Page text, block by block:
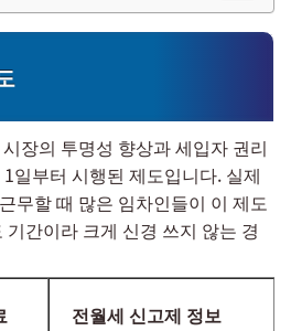
장의 투명성 향상과 세입자 권리
일부터 시행된 제도입니다. 실제
무할 때 많은 임차인들이 이 제도
간이라 크게 신경 쓰지 않는 경
전월세 신고제 정보